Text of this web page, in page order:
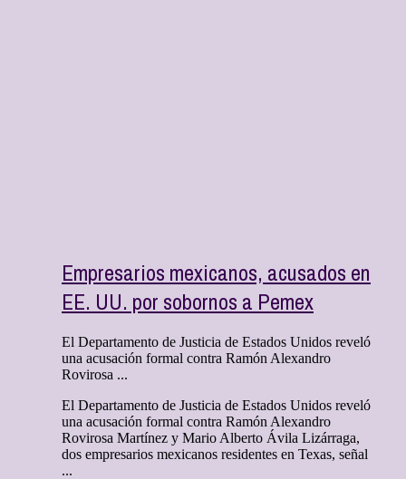
Empresarios mexicanos, acusados en
EE. UU. por sobornos a Pemex
El Departamento de Justicia de Estados Unidos reveló
una acusación formal contra Ramón Alexandro
Rovirosa ...
El Departamento de Justicia de Estados Unidos reveló
una acusación formal contra Ramón Alexandro
Rovirosa Martínez y Mario Alberto Ávila Lizárraga,
dos empresarios mexicanos residentes en Texas, señal
...